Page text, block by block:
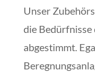
Unser
die
abgestimmt.